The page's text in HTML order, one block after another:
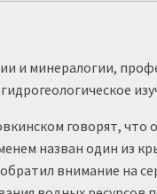
и минералогии,
говорят, что
назван один из
внимание на